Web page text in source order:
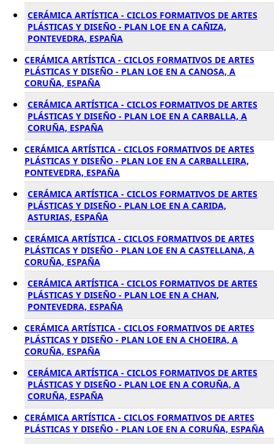
CERÁMICA ARTÍSTICA - CICLOS FORMATIVOS DE ARTES
PLÁSTICAS Y DISEÑO - PLAN LOE EN A CAÑIZA,
PONTEVEDRA, ESPAÑA
CERÁMICA ARTÍSTICA - CICLOS FORMATIVOS DE ARTES
PLÁSTICAS Y DISEÑO - PLAN LOE EN A CANOSA, A
CORUÑA, ESPAÑA
CERÁMICA ARTÍSTICA - CICLOS FORMATIVOS DE ARTES
PLÁSTICAS Y DISEÑO - PLAN LOE EN A CARBALLA, A
CORUÑA, ESPAÑA
CERÁMICA ARTÍSTICA - CICLOS FORMATIVOS DE ARTES
PLÁSTICAS Y DISEÑO - PLAN LOE EN A CARBALLEIRA,
PONTEVEDRA, ESPAÑA
CERÁMICA ARTÍSTICA - CICLOS FORMATIVOS DE ARTES
PLÁSTICAS Y DISEÑO - PLAN LOE EN A CARIDA,
ASTURIAS, ESPAÑA
CERÁMICA ARTÍSTICA - CICLOS FORMATIVOS DE ARTES
PLÁSTICAS Y DISEÑO - PLAN LOE EN A CASTELLANA, A
CORUÑA, ESPAÑA
CERÁMICA ARTÍSTICA - CICLOS FORMATIVOS DE ARTES
PLÁSTICAS Y DISEÑO - PLAN LOE EN A CHAN,
PONTEVEDRA, ESPAÑA
CERÁMICA ARTÍSTICA - CICLOS FORMATIVOS DE ARTES
PLÁSTICAS Y DISEÑO - PLAN LOE EN A CHOEIRA, A
CORUÑA, ESPAÑA
CERÁMICA ARTÍSTICA - CICLOS FORMATIVOS DE ARTES
PLÁSTICAS Y DISEÑO - PLAN LOE EN A CORUÑA, A
CORUÑA, ESPAÑA
CERÁMICA ARTÍSTICA - CICLOS FORMATIVOS DE ARTES
PLÁSTICAS Y DISEÑO - PLAN LOE EN A CORUÑA, ESPAÑA